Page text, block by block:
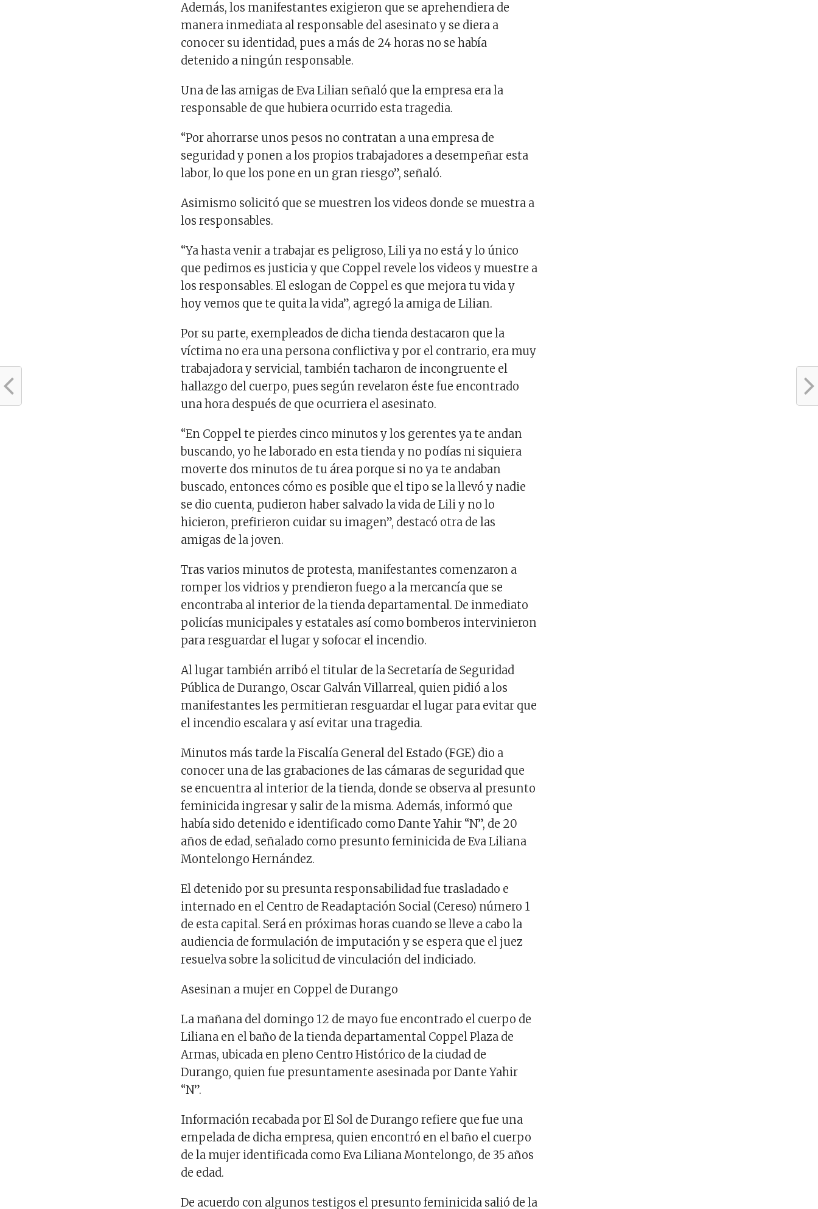
Además, los manifestantes exigieron que se aprehendiera de
manera inmediata al responsable del asesinato y se diera a
conocer su identidad, pues a más de 24 horas no se había
detenido a ningún responsable.
Una de las amigas de Eva Lilian señaló que la empresa era la
responsable de que hubiera ocurrido esta tragedia.
“Por ahorrarse unos pesos no contratan a una empresa de
seguridad y ponen a los propios trabajadores a desempeñar esta
labor, lo que los pone en un gran riesgo”, señaló.
Asimismo solicitó que se muestren los videos donde se muestra a
los responsables.
“Ya hasta venir a trabajar es peligroso, Lili ya no está y lo único
que pedimos es justicia y que Coppel revele los videos y muestre a
los responsables. El eslogan de Coppel es que mejora tu vida y
hoy vemos que te quita la vida”, agregó la amiga de Lilian.
Por su parte, exempleados de dicha tienda destacaron que la
víctima no era una persona conflictiva y por el contrario, era muy
trabajadora y servicial, también tacharon de incongruente el
hallazgo del cuerpo, pues según revelaron éste fue encontrado
una hora después de que ocurriera el asesinato.
“En Coppel te pierdes cinco minutos y los gerentes ya te andan
buscando, yo he laborado en esta tienda y no podías ni siquiera
moverte dos minutos de tu área porque si no ya te andaban
buscado, entonces cómo es posible que el tipo se la llevó y nadie
se dio cuenta, pudieron haber salvado la vida de Lili y no lo
hicieron, prefirieron cuidar su imagen”, destacó otra de las
amigas de la joven.
Tras varios minutos de protesta, manifestantes comenzaron a
romper los vidrios y prendieron fuego a la mercancía que se
encontraba al interior de la tienda departamental. De inmediato
policías municipales y estatales así como bomberos intervinieron
para resguardar el lugar y sofocar el incendio.
Al lugar también arribó el titular de la Secretaría de Seguridad
Pública de Durango, Oscar Galván Villarreal, quien pidió a los
manifestantes les permitieran resguardar el lugar para evitar que
el incendio escalara y así evitar una tragedia.
Minutos más tarde la Fiscalía General del Estado (FGE) dio a
conocer una de las grabaciones de las cámaras de seguridad que
se encuentra al interior de la tienda, donde se observa al presunto
feminicida ingresar y salir de la misma. Además, informó que
había sido detenido e identificado como Dante Yahir “N”, de 20
años de edad, señalado como presunto feminicida de Eva Liliana
Montelongo Hernández.
El detenido por su presunta responsabilidad fue trasladado e
internado en el Centro de Readaptación Social (Cereso) número 1
de esta capital. Será en próximas horas cuando se lleve a cabo la
audiencia de formulación de imputación y se espera que el juez
resuelva sobre la solicitud de vinculación del indiciado.
Asesinan a mujer en Coppel de Durango
La mañana del domingo 12 de mayo fue encontrado el cuerpo de
Liliana en el baño de la tienda departamental Coppel Plaza de
Armas, ubicada en pleno Centro Histórico de la ciudad de
Durango, quien fue presuntamente asesinada por Dante Yahir
“N”.
Información recabada por El Sol de Durango refiere que fue una
empelada de dicha empresa, quien encontró en el baño el cuerpo
de la mujer identificada como Eva Liliana Montelongo, de 35 años
de edad.
De acuerdo con algunos testigos el presunto feminicida salió de la